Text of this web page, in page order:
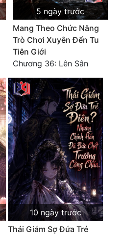
5 ngày trước
Mang Theo Chức Năng
Trò Chơi Xuyên Đến Tu
Tiên Giới
Chương 36: Lên Sân
10 ngày trước
Thái Giám Sợ Đứa Trẻ